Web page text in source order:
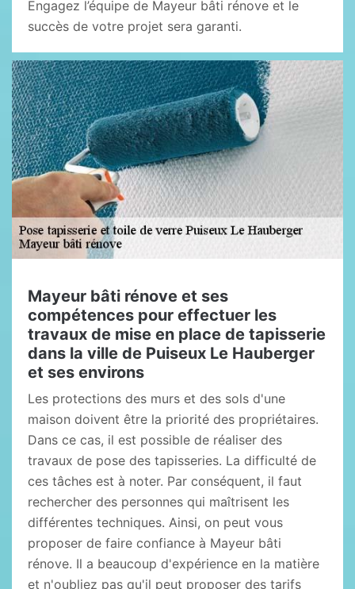
Engagez l’équipe de Mayeur bâti rénove et le
succès de votre projet sera garanti.
Mayeur bâti rénove et ses
compétences pour effectuer les
travaux de mise en place de tapisserie
dans la ville de Puiseux Le Hauberger
et ses environs
Les protections des murs et des sols d'une
maison doivent être la priorité des propriétaires.
Dans ce cas, il est possible de réaliser des
travaux de pose des tapisseries. La difficulté de
ces tâches est à noter. Par conséquent, il faut
rechercher des personnes qui maîtrisent les
différentes techniques. Ainsi, on peut vous
proposer de faire confiance à Mayeur bâti
rénove. Il a beaucoup d'expérience en la matière
et n'oubliez pas qu'il peut proposer des tarifs